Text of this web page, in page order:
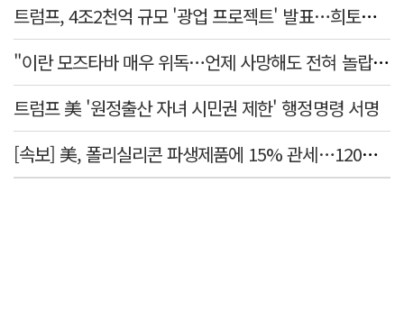
트럼프, 4조2천억 규모 '광업 프로젝트' 발표…희토류 탈중국 속도
"이란 모즈타바 매우 위독…언제 사망해도 전혀 놀랍지 않아"
트럼프 美 '원정출산 자녀 시민권 제한' 행정명령 서명
[속보] 美, 폴리실리콘 파생제품에 15% 관세…120일 뒤 발효